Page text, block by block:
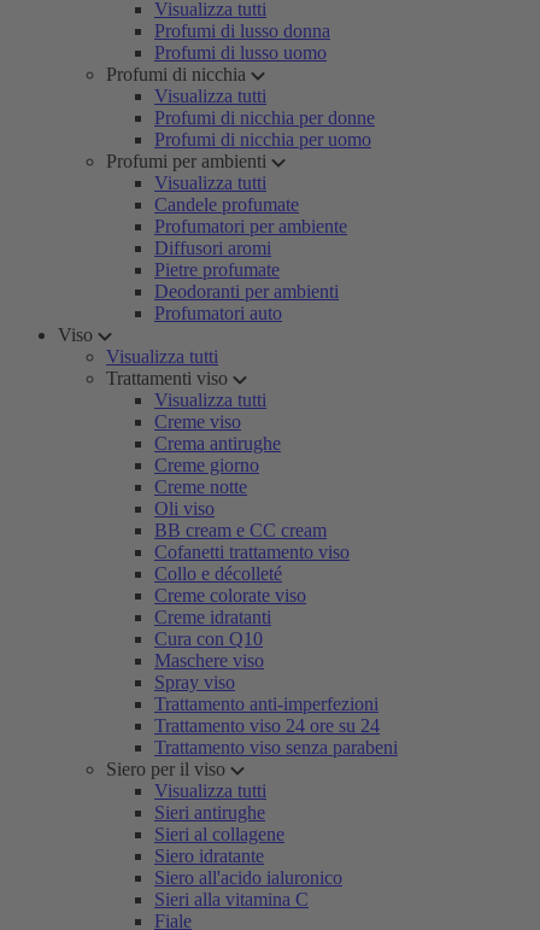
Visualizza tutti
Profumi di lusso donna
Profumi di lusso uomo
Profumi di nicchia
Visualizza tutti
Profumi di nicchia per donne
Profumi di nicchia per uomo
Profumi per ambienti
Visualizza tutti
Candele profumate
Profumatori per ambiente
Diffusori aromi
Pietre profumate
Deodoranti per ambienti
Profumatori auto
Viso
Visualizza tutti
Trattamenti viso
Visualizza tutti
Creme viso
Crema antirughe
Creme giorno
Creme notte
Oli viso
BB cream e CC cream
Cofanetti trattamento viso
Collo e décolleté
Creme colorate viso
Creme idratanti
Cura con Q10
Maschere viso
Spray viso
Trattamento anti-imperfezioni
Trattamento viso 24 ore su 24
Trattamento viso senza parabeni
Siero per il viso
Visualizza tutti
Sieri antirughe
Sieri al collagene
Siero idratante
Siero all'acido ialuronico
Sieri alla vitamina C
Fiale